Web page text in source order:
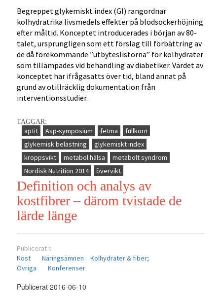
Begreppet glykemiskt index (GI) rangordnar
kolhydratrika livsmedels effekter på blodsockerhöjning
efter måltid. Konceptet introducerades i början av 80-
talet, ursprungligen som ett förslag till förbättring av
de då förekommande ”utbyteslistorna” för kolhydrater
som tillämpades vid behandling av diabetiker. Värdet av
konceptet har ifrågasatts över tid, bland annat på
grund av otillräcklig dokumentation från
interventionsstudier.
TAGGAR:
aptit Asp-symposium fetma
fullkorn
glykemisk belastning
glykemiskt index
kroppsvikt
metabol hälsa
metabolt syndrom
Nordisk Nutrition 2014
övervikt
Definition och analys av
kostfibrer – därom tvistade de
lärde länge
Publicerat i:
Kost
Näringsämnen
Kolhydrater & fiber;
Övriga
Konferenser
Publicerat 2016-06-10